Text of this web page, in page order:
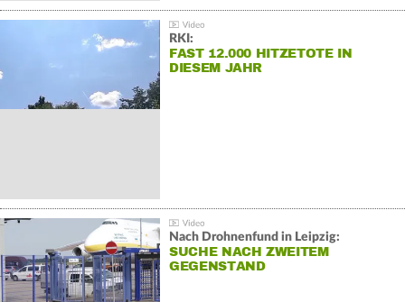
RKI:
FAST 12.000 HITZETOTE IN
DIESEM JAHR
Nach Drohnenfund in Leipzig:
SUCHE NACH ZWEITEM
GEGENSTAND